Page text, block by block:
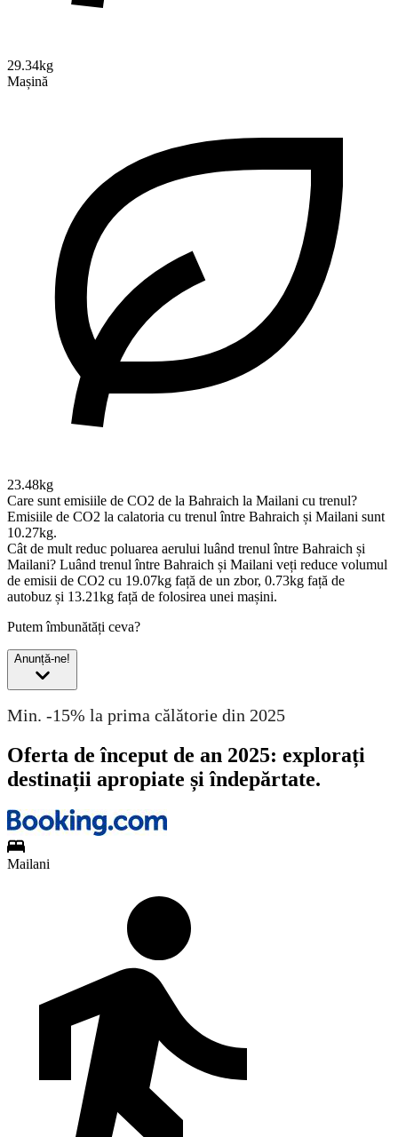
29.34kg
Mașină
23.48kg
Care sunt emisiile de CO2 de la Bahraich la Mailani cu trenul?
Emisiile de CO2 la calatoria cu trenul între Bahraich și Mailani sunt
10.27kg.
Cât de mult reduc poluarea aerului luând trenul între Bahraich și
Mailani? Luând trenul între Bahraich și Mailani veți reduce volumul
de emisii de CO2 cu 19.07kg față de un zbor, 0.73kg față de
autobuz și 13.21kg față de folosirea unei mașini.
Putem îmbunătăți ceva?
Anunță-ne!
Min. -15% la prima călătorie din 2025
Oferta de început de an 2025: explorați
destinații apropiate și îndepărtate.
Mailani